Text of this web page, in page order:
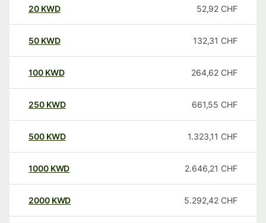
20 KWD 52,92 CHF
50 KWD 132,31 CHF
100 KWD 264,62 CHF
250 KWD 661,55 CHF
500 KWD 1.323,11 CHF
1000 KWD 2.646,21 CHF
2000 KWD 5.292,42 CHF